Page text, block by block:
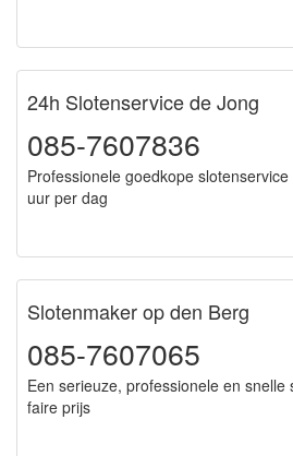
24h Slotenservice de Jong
085-7607836
Professionele goedkope
uur per dag
Slotenmaker op den Berg
085-7607065
Een serieuze, professionele en
faire prijs